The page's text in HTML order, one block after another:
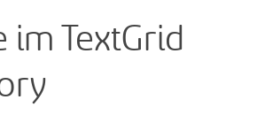
im TextGrid